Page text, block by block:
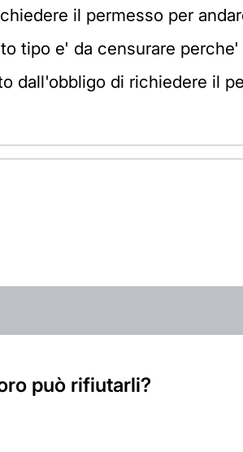
il permesso per
tipo e' da censurare
dall'obbligo di richiedere il
può rifiutarli?